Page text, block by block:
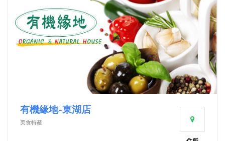
有機緣地-東湖店
美食特産